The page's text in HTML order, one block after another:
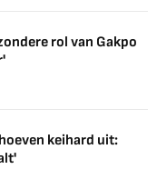
rol van Gakpo
keihard uit: